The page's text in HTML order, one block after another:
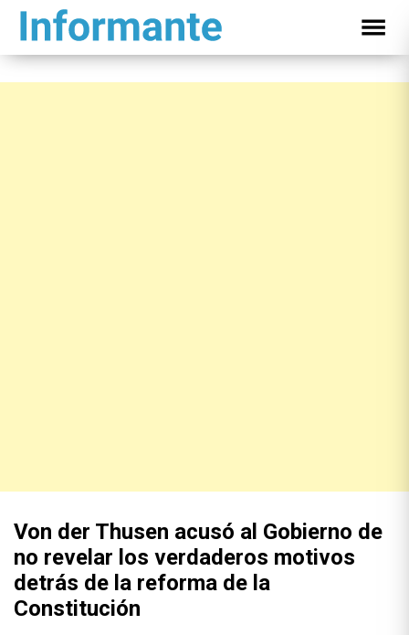
Von der Thusen acusó al Gobierno de
no revelar los verdaderos motivos
detrás de la reforma de la
Constitución